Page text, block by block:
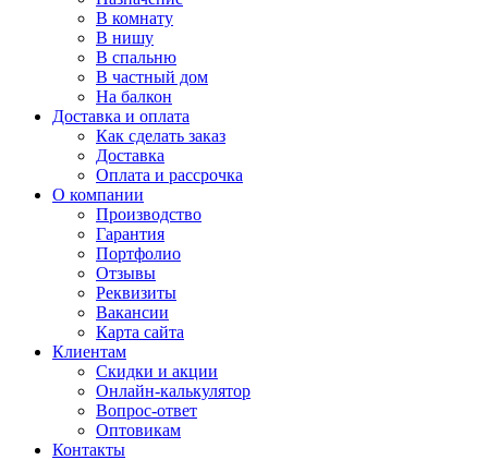
В комнату
В нишу
В спальню
В частный дом
На балкон
Доставка и оплата
Как сделать заказ
Доставка
Оплата и рассрочка
О компании
Производство
Гарантия
Портфолио
Отзывы
Реквизиты
Вакансии
Карта сайта
Клиентам
Скидки и акции
Онлайн-калькулятор
Вопрос-ответ
Оптовикам
Контакты